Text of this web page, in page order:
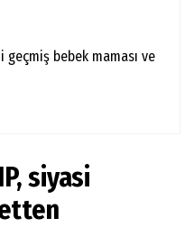
bebek maması ve
siyasi